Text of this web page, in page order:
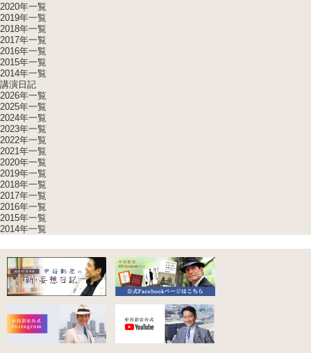
2020年一覧
2019年一覧
2018年一覧
2017年一覧
2016年一覧
2015年一覧
2014年一覧
講演日記
2026年一覧
2025年一覧
2024年一覧
2023年一覧
2022年一覧
2021年一覧
2020年一覧
2019年一覧
2018年一覧
2017年一覧
2016年一覧
2015年一覧
2014年一覧